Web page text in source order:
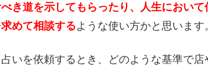
き道を示してもらったり、人生におい
めて相談するような使い方かと思います
いを依頼するとき、どのような基準で